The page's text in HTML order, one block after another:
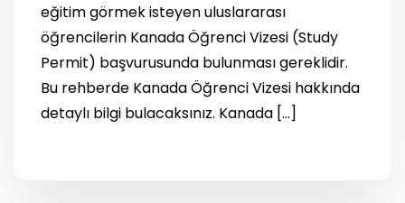
eğitim görmek isteyen uluslararası
öğrencilerin Kanada Öğrenci Vizesi (Study
Permit) başvurusunda bulunması gereklidir.
Bu rehberde Kanada Öğrenci Vizesi hakkında
detaylı bilgi bulacaksınız. Kanada […]